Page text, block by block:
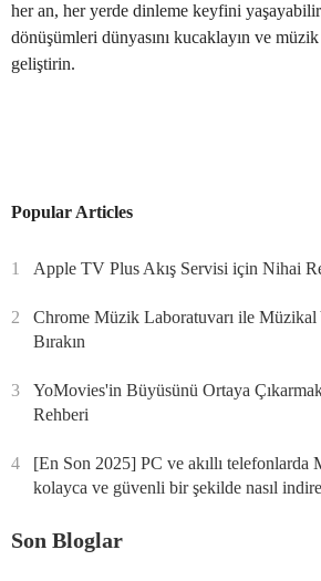
her an, her yerde dinleme keyfini
dönüşümleri dünyasını kucaklayın ve
geliştirin.
Popular Articles
1 Apple TV Plus Akış Servisi için Nihai
2
Chrome Müzik Laboratuvarı ile Müzikal
Bırakın
3
YoMovies'in Büyüsünü Ortaya
Rehberi
4
[En Son 2025] PC ve akıllı telefonlarda
kolayca ve güvenli bir şekilde nasıl
Son Bloglar